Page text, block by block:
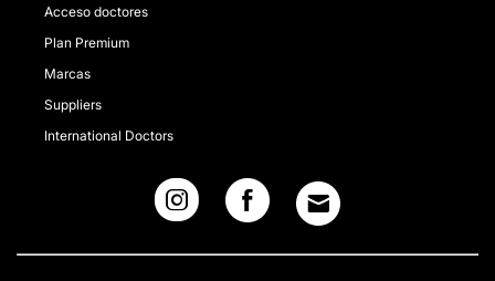
Acceso doctores
Plan Premium
Marcas
Suppliers
International Doctors